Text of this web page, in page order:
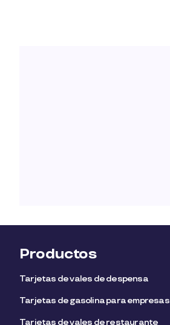
Productos
Tarjetas de vales de despensa
Tarjetas de gasolina para empresas
Tarjetas de vales de restaurante